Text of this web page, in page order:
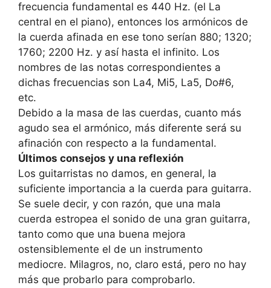
frecuencia fundamental es 440 Hz. (el La
central en el piano), entonces los armónicos de
la cuerda afinada en ese tono serían 880; 1320;
1760; 2200 Hz. y así hasta el infinito. Los
nombres de las notas correspondientes a
dichas frecuencias son La4, Mi5, La5, Do#6,
etc.
Debido a la masa de las cuerdas, cuanto más
agudo sea el armónico, más diferente será su
afinación con respecto a la fundamental.
Últimos consejos y una reflexión
Los guitarristas no damos, en general, la
suficiente importancia a la cuerda para guitarra.
Se suele decir, y con razón, que una mala
cuerda estropea el sonido de una gran guitarra,
tanto como que una buena mejora
ostensiblemente el de un instrumento
mediocre. Milagros, no, claro está, pero no hay
más que probarlo para comprobarlo.